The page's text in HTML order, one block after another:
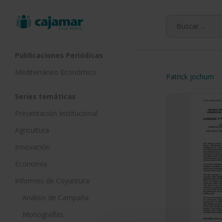
Publicaciones Periódicas
Mediterráneo Económico
Series temáticas
Presentación Institucional
Agricultura
Innovación
Economía
Informes de Coyuntura:
Análisis de Campaña
Monografías
Patrick jochum